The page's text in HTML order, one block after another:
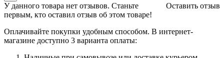
Оставить отзыв
У данного товара нет отзывов. Станьте
первым, кто оставил отзыв об этом товаре!
Оплачивайте покупки удобным способом. В интернет-
магазине доступно 3 варианта оплаты: